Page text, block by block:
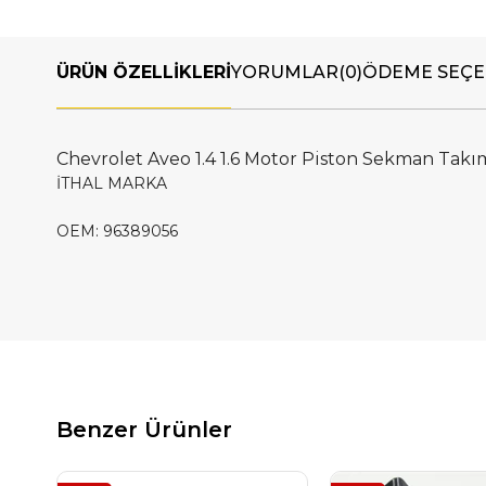
ÜRÜN ÖZELLIKLERIYORUMLAR(0)ÖDEME
Chevrolet Aveo 1.4 1.6 Motor Piston Sekman
İTHAL MARKA
OEM: 96389056
Benzer Ürünler